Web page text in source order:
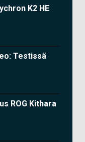
K2 HE
Testissä
ROG Kithara